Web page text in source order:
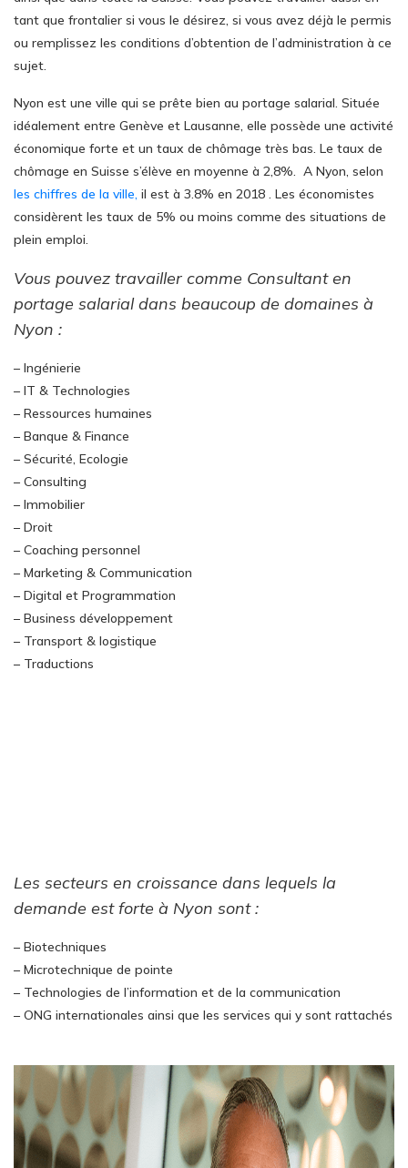
tant que frontalier si vous le désirez, si vous avez déjà le permis
ou remplissez les conditions d’obtention de l’administration à ce
sujet.
Nyon est une ville qui se prête bien au portage salarial. Située
idéalement entre Genève et Lausanne, elle possède une activité
économique forte et un taux de chômage très bas. Le taux de
chômage en Suisse s’élève en moyenne à 2,8%. A Nyon, selon
les chiffres de la ville, il est à 3.8% en 2018 . Les économistes
considèrent les taux de 5% ou moins comme des situations de
plein emploi.
Vous pouvez travailler comme Consultant en
portage salarial dans beaucoup de domaines à
Nyon :
– Ingénierie
– IT & Technologies
– Ressources humaines
– Banque & Finance
– Sécurité, Ecologie
– Consulting
– Immobilier
– Droit
– Coaching personnel
– Marketing & Communication
– Digital et Programmation
– Business développement
– Transport & logistique
– Traductions
Les secteurs en croissance dans lequels la
demande est forte à Nyon sont :
– Biotechniques
– Microtechnique de pointe
– Technologies de l’information et de la communication
– ONG internationales ainsi que les services qui y sont rattachés